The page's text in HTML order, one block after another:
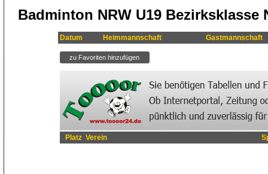
Badminton NRW U19 Bezirksklasse
Datum Heimmannschaft Gastmannschaft
Platz Verein